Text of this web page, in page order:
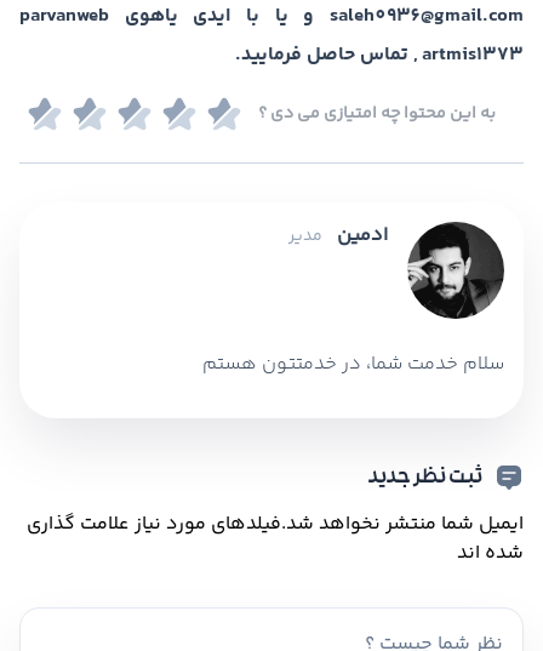
saleh0936@gmail.com و یا با ایدی یاهوی parvanweb
, artmis1373 تماس حاصل فرمایید.
به این محتوا چه امتیازی می دی ؟
ادمین مدیر
سلام خدمت شما، در خدمتتون هستم
ثبت نظر جدید
ایمیل شما منتشر نخواهد شد.فیلدهای مورد نیاز علامت گذاری
شده اند